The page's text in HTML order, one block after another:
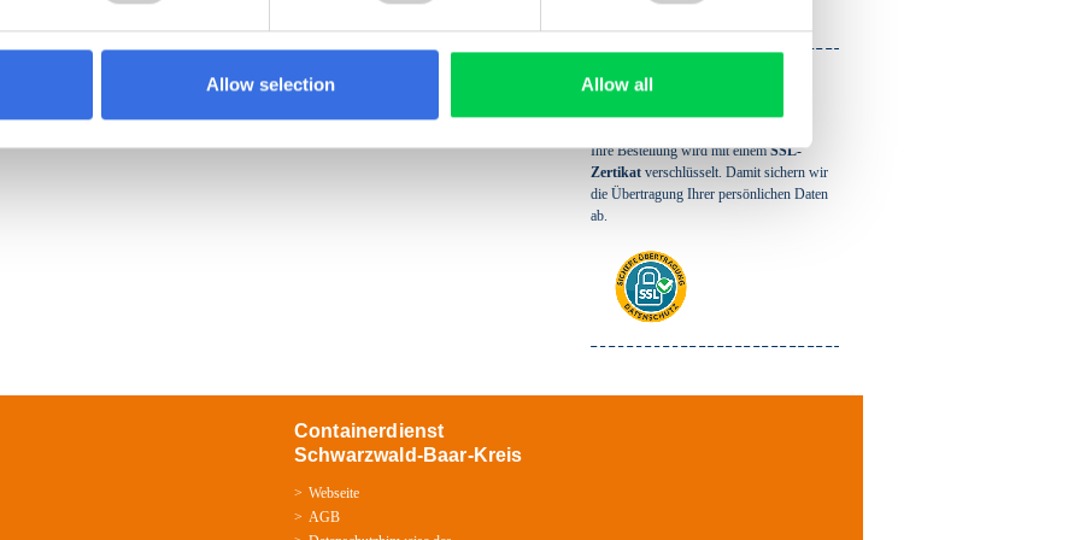
Allow selection Allow all
Ihre Daten sind bei
uns sicher!
Ihre Bestellung wird mit einemSSL-
Zertikat verschlüsselt. Damit sichern wir
die Übertragung Ihrer persönlichen Daten
ab.
Containerdienst
Schwarzwald-Baar-Kreis
Webseite
AGB